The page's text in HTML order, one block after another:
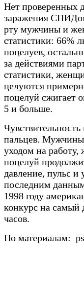
Нет проверенных
заражения
рту мужчины и
статистики: 66%
поцелуев,
за действиями
статистики,
целуются
поцелуй сжигает
5 и больше.
пальцев.
уходом на работу,
поцелуй
давление, пульс и
последним
1998 году
конкурс на самый
часов.
По материалам: